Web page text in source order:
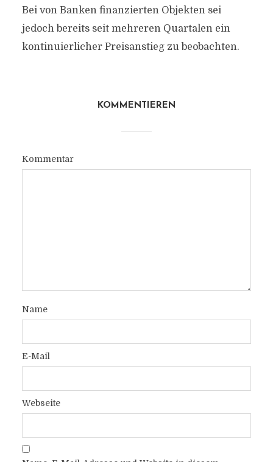
Bei von Banken finanzierten Objekten sei
jedoch bereits seit mehreren Quartalen ein
kontinuierlicher Preisanstieg zu beobachten.
KOMMENTIEREN
Kommentar
Name
E-Mail
Webseite